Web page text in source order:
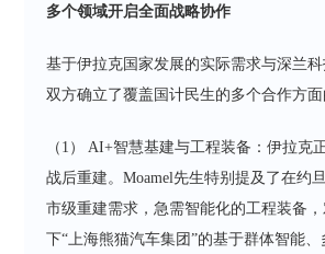
多个领域开启全面战略协作
基于伊拉克国家发展的实际需求与深兰科
双方确立了覆盖国计民生的多个合作方面
（1） AI+智慧基建与工程装备：伊拉克
战后重建。Moamel先生特别提及了在约
市级重建需求，急需智能化的工程装备
下“上海熊猫汽车集团”的基于群体智能